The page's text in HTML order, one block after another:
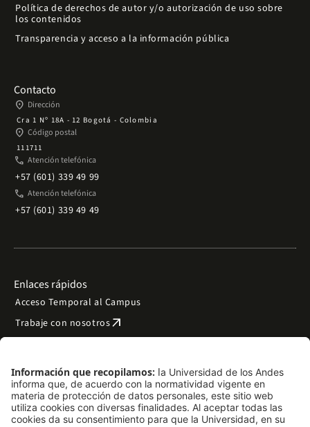
Política de derechos de autor y/o autorización de uso sobre
los contenidos
Transparencia y acceso a la información pública
Contacto
place Dirección
Cra 1 Nº 18A - 12 Bogotá - Colombia
place Código postal
111711
phone Atención telefónica
+57 (601) 339 49 99
phone Atención telefónica
+57 (601) 339 49 49
Enlaces rápidos
Acceso Temporal al Campus
Trabaje con nosotrosarrow_outward
Preguntas frecuentes
Filantropía y donacionesarrow_outward
Mapa del sitio arrow_outward